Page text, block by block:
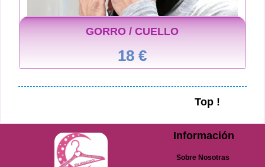
GORRO / CUELLO
18 €
Top !
Información
Sobre Nosotras